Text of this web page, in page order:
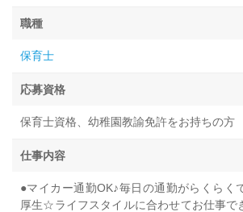
職種
保育士
応募資格
保育士資格、幼稚園教諭免許をお持ちの方
仕事内容
●マイカー通勤OK♪毎日の通勤がらくらく
厚生☆ライフスタイルに合わせてお仕事で